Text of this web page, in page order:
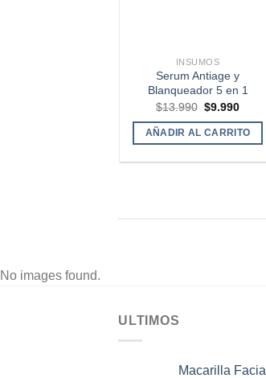
INSUMOS
Serum Antiage y
Blanqueador 5 en 1
$13.990 El
original
era:
$9.990El
actual
es:
AÑADIR AL CARRITO
No images found.
ULTIMOS
Macarilla Facial